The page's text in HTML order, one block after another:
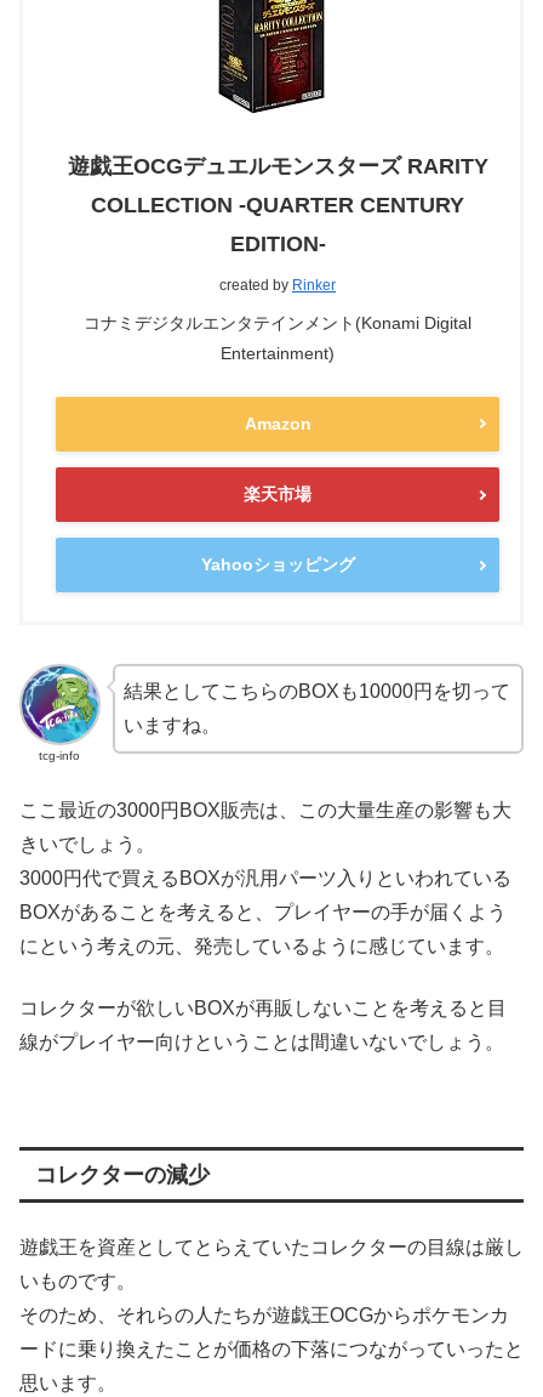
遊戯王OCGデュエルモンスターズ RARITY
COLLECTION -QUARTER CENTURY
EDITION-
created by Rinker
コナミデジタルエンタテインメント(Konami Digital
Entertainment)
Amazon
楽天市場
Yahooショッピング
tcg-info
結果としてこちらのBOXも10000円を切って
いますね。
ここ最近の3000円BOX販売は、この大量生産の影響も大
きいでしょう。
3000円代で買えるBOXが汎用パーツ入りといわれている
BOXがあることを考えると、プレイヤーの手が届くよう
にという考えの元、発売しているように感じています。
コレクターが欲しいBOXが再販しないことを考えると目
線がプレイヤー向けということは間違いないでしょう。
コレクターの減少
遊戯王を資産としてとらえていたコレクターの目線は厳し
いものです。
そのため、それらの人たちが遊戯王OCGからポケモンカ
ードに乗り換えたことが価格の下落につながっていったと
思います。